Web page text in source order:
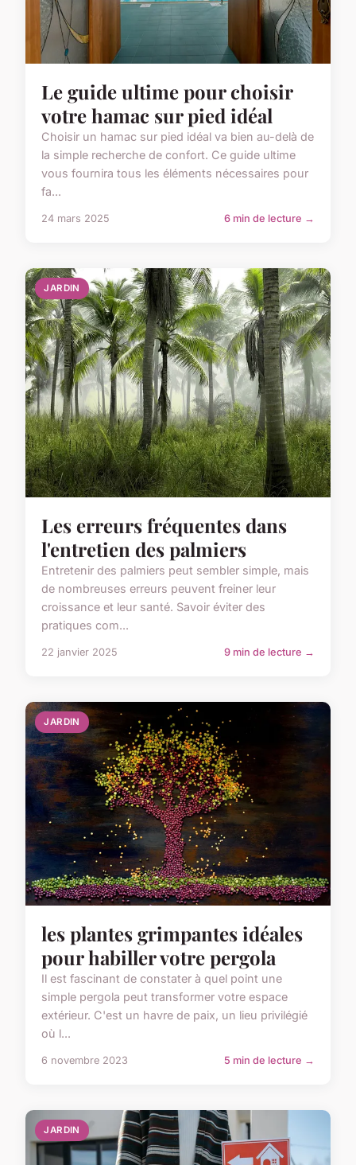
Le guide ultime pour choisir
votre hamac sur pied idéal
Choisir un hamac sur pied idéal va bien au-delà de
la simple recherche de confort. Ce guide ultime
vous fournira tous les éléments nécessaires pour
fa...
24 mars 2025 6 min de lecture →
JARDIN
Les erreurs fréquentes dans
l'entretien des palmiers
Entretenir des palmiers peut sembler simple, mais
de nombreuses erreurs peuvent freiner leur
croissance et leur santé. Savoir éviter des
pratiques com...
22 janvier 2025 9 min de lecture →
JARDIN
les plantes grimpantes idéales
pour habiller votre pergola
Il est fascinant de constater à quel point une
simple pergola peut transformer votre espace
extérieur. C'est un havre de paix, un lieu privilégié
où l...
6 novembre 2023 5 min de lecture →
JARDIN